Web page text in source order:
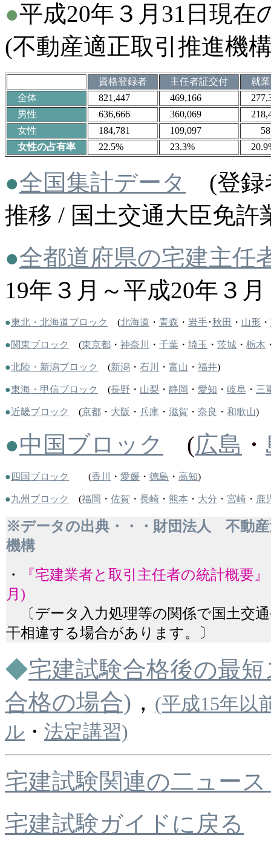
●平成20年３月31日現在
(不動産適正取引推進機
資格登録者 主任者証交付
就
全体
821,447 469,166
男性
636,666 360,069
女性
184,781 109,097
女性の占有率
22.5% 23.3%
●全国集計データ
(登録
推移 / 国土交通大臣免許
●全都道府県の宅建主任
19年３月～平成20年３月
●東北・北海道ブロック (北海道 ・ 青森 ・ 岩手･秋田 ・ 山形 ・
●関東ブロック (東京都 ・ 神奈川 ・ 千葉 ・ 埼玉 ・ 茨城 ・ 栃木
●北陸・新潟ブロック (新潟 ・ 石川 ・ 富山 ・ 福井)
●東海・甲信ブロック (長野 ・ 山梨 ・ 静岡 ・ 愛知 ・ 岐阜 ・ 三
●近畿ブロック (京都 ・ 大阪 ・ 兵庫 ・ 滋賀 ・ 奈良 ・ 和歌山)
●中国ブロック (広島 ・
● 四国ブロック (香川 ・ 愛媛 ・ 徳島 ・ 高知)
●九州ブロック (福岡 ・ 佐賀 ・ 長崎 ・ 熊本 ・ 大分 ・ 宮崎 ・ 鹿
※データの出典・・・財団法人 不動産
機構
・
『宅建業者と取引主任者の統計概要
月)
〔データ入力処理等の関係で国土交
干相違する場合があります。〕
◆宅建試験合格後の最
合格の場合) ， (平成15年以
ル ・ 法定講習)
宅建試験関連の二ュー
宅建試験ガイドに戻る